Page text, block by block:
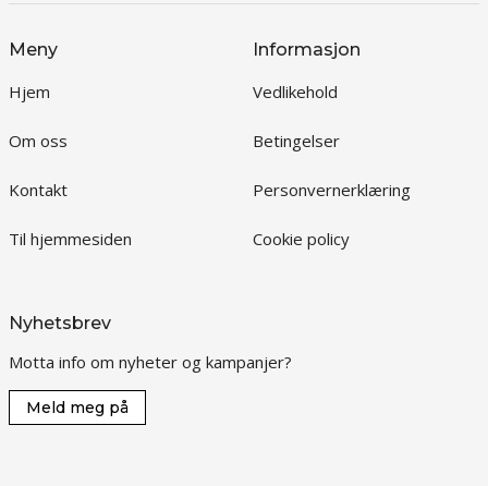
Meny
Hjem
Om oss
Kontakt
Til hjemmesiden
Informasjon
Vedlikehold
Betingelser
Personvernerklæring
Cookie policy
Nyhetsbrev
Motta info om nyheter og kampanjer?
Meld meg på